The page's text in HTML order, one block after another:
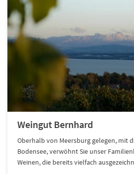
Weingut Bernhard
Oberhalb von Meersburg gelegen, mit
Bodensee, verwöhnt Sie unser
Weinen, die bereits vielfach